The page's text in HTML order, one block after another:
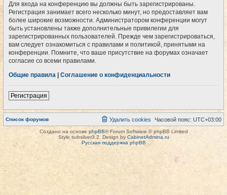
Для входа на конференцию вы должны быть зарегистрированы.
Регистрация занимает всего несколько минут, но предоставляет вам
более широкие возможности. Администратором конференции могут
быть установлены также дополнительные привилегии для
зарегистрированных пользователей. Прежде чем зарегистрироваться,
вам следует ознакомиться с правилами и политикой, принятыми на
конференции. Помните, что ваше присутствие на форумах означает
согласие со всеми правилами.
Общие правила
Соглашение о конфиденциальности
Регистрация
Список форумов Часовой пояс: UTC+03:00
Удалить cookies
Создано на основе phpBB® Forum Software © phpBB Limited
Style subsilver3.2. Design by CabinetAdmina.ru
Русская поддержка phpBB